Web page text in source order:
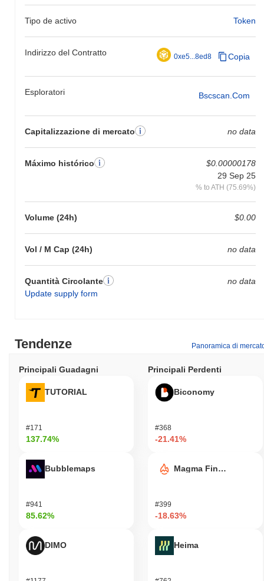
Tipo de activo Token
Indirizzo del Contratto 0xe5...8ed8 Copia
Esploratori Bscscan.com
Capitalizzazione di mercato no data
Máximo histórico
$0.00000178
29 Sep 25
% to ATH (75.69%)
Volume (24h) $0.00
Vol / M Cap (24h) no data
Quantità Circolante
Update supply form
no data
Negli ultimi 7 giorni, PolarBear Token ha guadagnato 0.00%
sottoperformando il mercato crypto complessivo che ha registrato
nell'azione del prezzo di PLB rispetto allo slancio del mercato più
Tendenze Panoramica di
Principali Guadagni
TUTORIAL
#171
137.74%
Bubblemaps
#941
85.62%
DIMO
Principali Perdenti
Biconomy
#368
-21.41%
Magma Finance
#399
-18.63%
Heima